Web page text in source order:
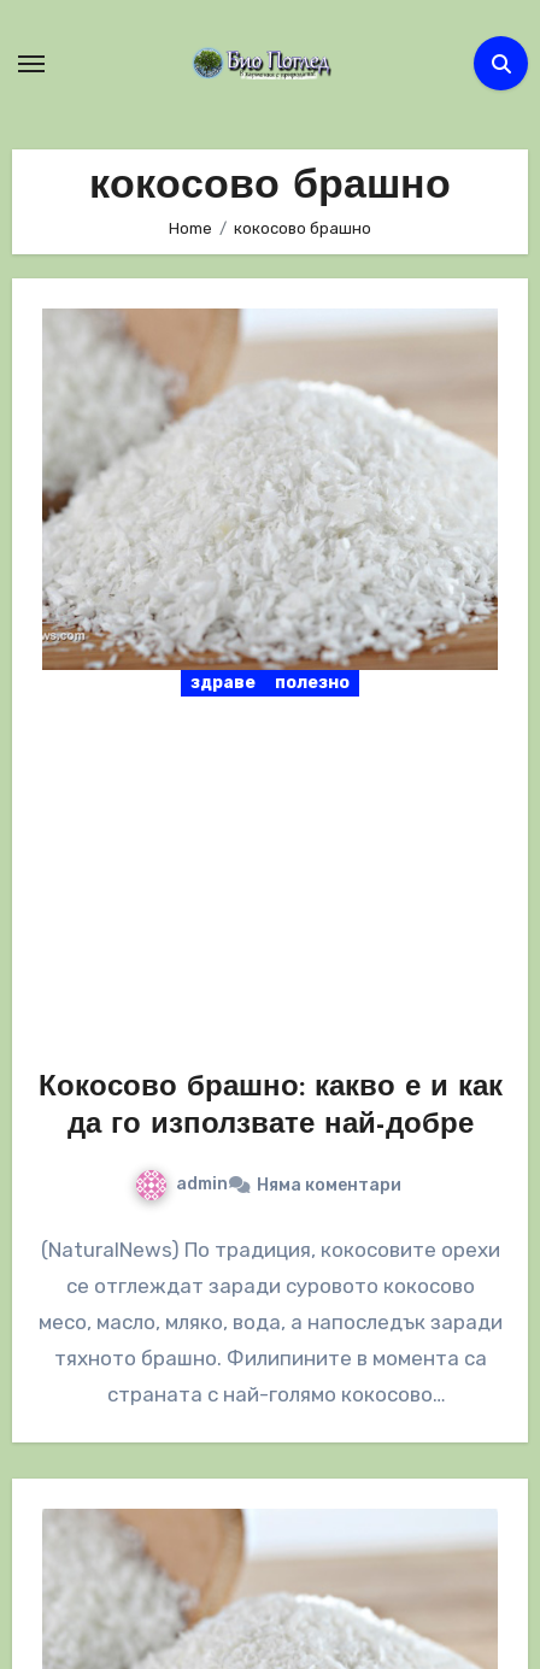
кокосово брашно
Home кокосово брашно
здраве полезно
Кокосово брашно: какво е и как
да го използвате най-добре
admin Няма коментари
(NaturalNews) По традиция, кокосовите орехи
се отглеждат заради суровото кокосово
месо, масло, мляко, вода, а напоследък заради
тяхното брашно. Филипините в момента са
страната с най-голямо кокосово